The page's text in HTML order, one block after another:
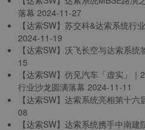
落幕 2024-11-27
【达索SW】苏交科&达索系统行
2024-11-19
【达索SW】沃飞长空与达索系
15
【达索SW】仿见汽车「虚实」
行业沙龙圆满落幕 2024-11-11
【达索SW】达索系统亮相第十
08
【达索SW】达索系统携手中南